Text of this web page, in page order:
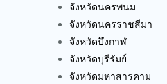
จังหวัดนครพนม
จังหวัดนครราชสีมา
จังหวัดบึงกาฬ
จังหวัดบุรีรัมย์
จังหวัดมหาสารคาม